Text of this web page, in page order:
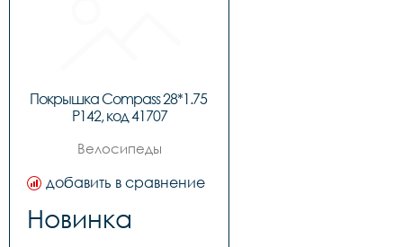
Покрышка Compass 28*1.75
P142, код 41707
Велосипеды
добавить в сравнение
Новинка